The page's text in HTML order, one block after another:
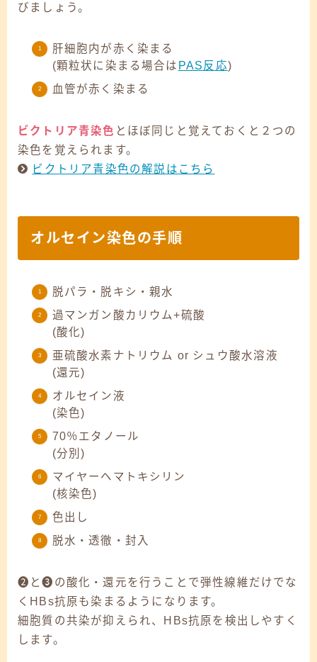
びましょう。
肝細胞内が赤く染まる
(顆粒状に染まる場合は PAS反応)
血管が赤く染まる
ビクトリア青染色 とほぼ同じと覚えておくと２つの
染色を覚えられます。
ビクトリア青染色の解説はこちら
オルセイン染色の手順
脱パラ・脱キシ・親水
過マンガン酸カリウム+硫酸
(酸化)
亜硫酸水素ナトリウム or シュウ酸水溶液
(還元)
オルセイン液
(染色)
70％エタノール
(分別)
マイヤーヘマトキシリン
(核染色)
色出し
脱水・透徹・封入
❷と❸の酸化・還元を行うことで弾性線維だけでな
くHBs抗原も染まるようにな ります。
細胞質の共染が抑えられ、HBs抗原を検出しやすく
します。